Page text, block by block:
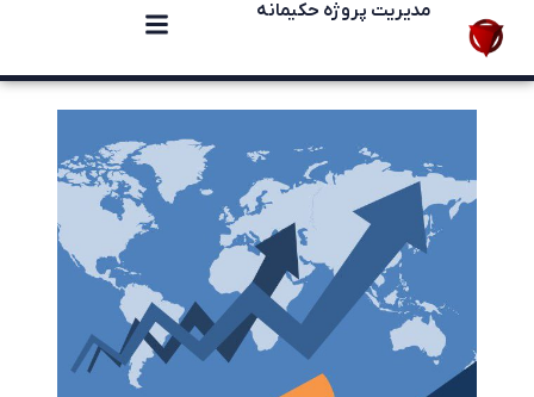
مدیریت پروژه حکیمانه